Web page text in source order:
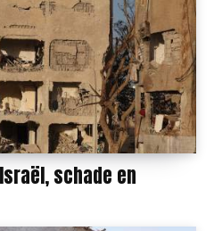
schade en